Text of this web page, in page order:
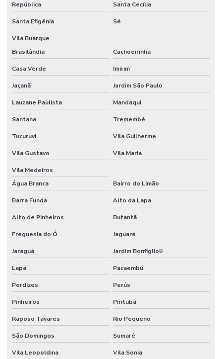
Empresa de reforma de condominio
Empresa de reforma corporativa
Empresa de reforma industrial
Empresa de reforma industrial campinas
Empresa de reforma industrial e comercial
Empresa de reformas e construções
Empresas de gerenciamento de projetos e obras
Empresas de projetos de engenharia sp
Escritório de construção
Escritório de construção em campinas
Escritório de construção em campinas e região
Escritório de construção em campinas sp
Escritório de construção civil
Escritório de construção comercial
Escritório de construção comercial em campinas
Escritório de construção industrial
República Santa Cecília
Santa Efigênia Sé
Vila Buarque
Brasilândia
Cachoeirinha
Casa Verde Imirim
Jaçanã Jardim São Paulo
Lauzane Paulista Mandaqui
Santana Tremembé
Tucuruvi Vila Guilherme
Vila Gustavo Vila Maria
Vila Medeiros
Água Branca
Bairro do Limão
Barra Funda Alto da Lapa
Alto de Pinheiros Butantã
Freguesia do Ó Jaguaré
Jaraguá Jardim Bonfiglioli
Lapa Pacaembú
Perdizes Perús
Pinheiros Pirituba
Raposo Tavares Rio Pequeno
São Domingos Sumaré
Vila Leopoldina
Vila Sonia